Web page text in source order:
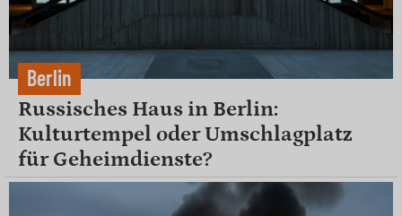
Berlin
Russisches Haus in Berlin:
Kulturtempel oder Umschlagplatz
für Geheimdienste?